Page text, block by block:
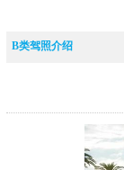
B类驾照介绍